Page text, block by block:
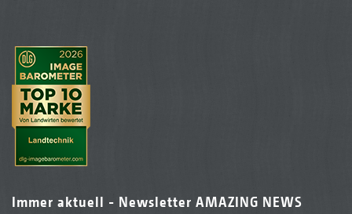
Immer aktuell - Newsletter AMAZING NEWS